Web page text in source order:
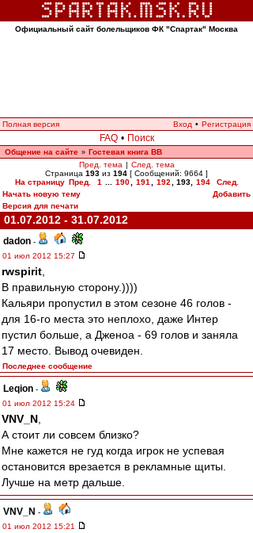
Официальный сайт болельщиков ФК "Спартак" Москва
Полная версия Вход • Регистрация
FAQ • Поиск
Общение на сайте » Гостевая книга ВВ
Пред. тема | След. тема
Страница 193 из 194 [ Сообщений: 9664 ]
На страницу Пред. 1 190 191 192 193, 194
След.
Начать новую тему
Добавить
Версия для печати
01.07.2012 - 31.07.2012
dadon -
01 июл 2012 15:27
rwspirit
В правильную сторону.))))
Кальяри пропустил в этом сезоне 46 голов -
для 16-го места это неплохо, даже Интер
пустил больше, а Дженоа - 69 голов и заняла
17 место. Вывод очевиден.
Последнее сообщение
Leqion -
01 июл 2012 15:24
VNV_N
А стоит ли совсем близко?
Мне кажется не гуд когда игрок не успевая
остановится врезается в рекламные щиты.
Лучше на метр дальше.
VNV_N -
01 июл 2012 15:21